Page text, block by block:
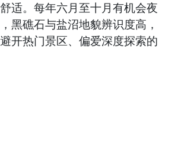
适。每年六月至十月有机会夜
黑礁石与盐沼地貌辨识度高，
开热门景区、偏爱深度探索的